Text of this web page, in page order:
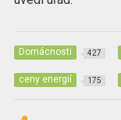
Domácnosti 427
ceny energií 175